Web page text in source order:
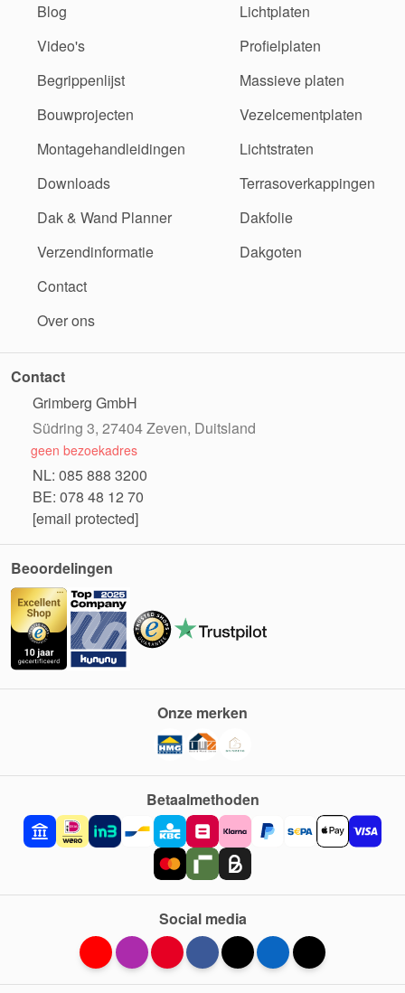
Blog
Video's
Begrippenlijst
Bouwprojecten
Montagehandleidingen
Downloads
Dak & Wand Planner
Verzendinformatie
Contact
Over ons
Lichtplaten
Profielplaten
Massieve platen
Vezelcementplaten
Lichtstraten
Terrasoverkappingen
Dakfolie
Dakgoten
Contact
Grimberg GmbH
Südring 3, 27404 Zeven, Duitsland
geen bezoekadres
NL: 085 888 3200
BE: 078 48 12 70
[email protected]
Beoordelingen
Betaalmethoden
Onze merken
Social media